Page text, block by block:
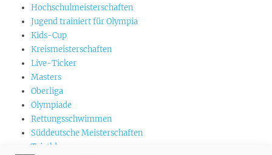
Hochschulmeisterschaften
Jugend trainiert für Olympia
Kids-Cup
Kreismeisterschaften
Live-Ticker
Masters
Oberliga
Olympiade
Rettungsschwimmen
Süddeutsche Meisterschaften
Triathlon